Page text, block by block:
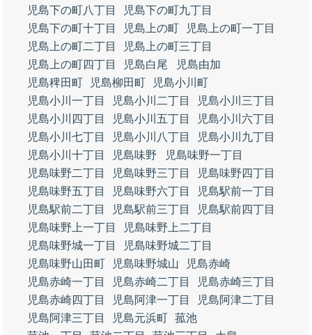
児島下の町八丁目
児島下の町九丁目
児島下の町十丁目
児島上の町
児島上の町一丁目
児島上の町二丁目
児島上の町三丁目
児島上の町四丁目
児島白尾
児島由加
児島稗田町
児島柳田町
児島小川町
児島小川一丁目
児島小川二丁目
児島小川三丁目
児島小川四丁目
児島小川五丁目
児島小川六丁目
児島小川七丁目
児島小川八丁目
児島小川九丁目
児島小川十丁目
児島味野
児島味野一丁目
児島味野二丁目
児島味野三丁目
児島味野四丁目
児島味野五丁目
児島味野六丁目
児島駅前一丁目
児島駅前二丁目
児島駅前三丁目
児島駅前四丁目
児島味野上一丁目
児島味野上二丁目
児島味野城一丁目
児島味野城二丁目
児島味野山田町
児島味野城山
児島赤崎
児島赤崎一丁目
児島赤崎二丁目
児島赤崎三丁目
児島赤崎四丁目
児島阿津一丁目
児島阿津二丁目
児島阿津三丁目
児島元浜町 菰池